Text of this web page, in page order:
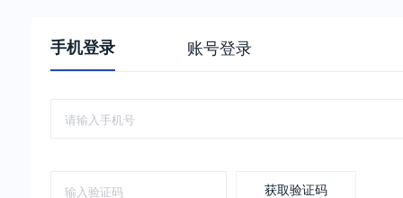
手机登录 账号登录
获取验证码